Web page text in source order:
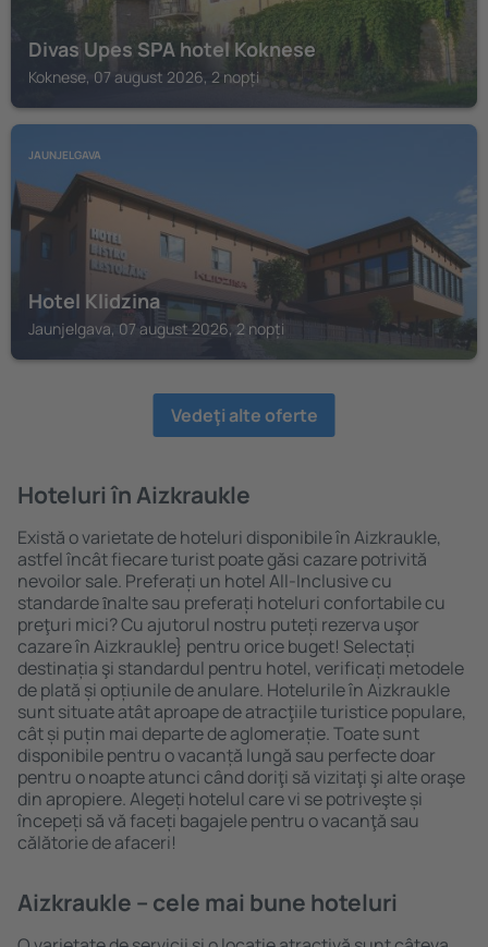
Divas Upes SPA hotel Koknese
Koknese, 07 august 2026, 2 nopți
JAUNJELGAVA
Hotel Klidzina
Jaunjelgava, 07 august 2026, 2 nopți
Vedeţi alte oferte
Hoteluri în Aizkraukle
Există o varietate de hoteluri disponibile în Aizkraukle,
astfel încât fiecare turist poate găsi cazare potrivită
nevoilor sale. Preferați un hotel All-Inclusive cu
standarde ȋnalte sau preferați hoteluri confortabile cu
preţuri mici? Cu ajutorul nostru puteți rezerva uşor
cazare în Aizkraukle} pentru orice buget! Selectați
destinația şi standardul pentru hotel, verificați metodele
de plată și opțiunile de anulare. Hotelurile în Aizkraukle
sunt situate atât aproape de atracţiile turistice populare,
cât și puțin mai departe de aglomerație. Toate sunt
disponibile pentru o vacanță lungă sau perfecte doar
pentru o noapte atunci când doriţi să vizitaţi şi alte oraşe
din apropiere. Alegeți hotelul care vi se potriveşte și
începeți să vă faceți bagajele pentru o vacanţă sau
călătorie de afaceri!
Aizkraukle – cele mai bune hoteluri